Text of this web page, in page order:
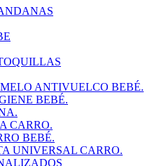
ANTIVUELCO BEBÉ.
BEBÉ.
CARRO.
BEBÉ.
UNIVERSAL CARRO.